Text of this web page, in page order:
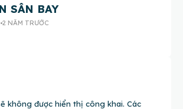
SÂN BAY
2 NĂM TRƯỚC
không được hiển thị công khai. Các